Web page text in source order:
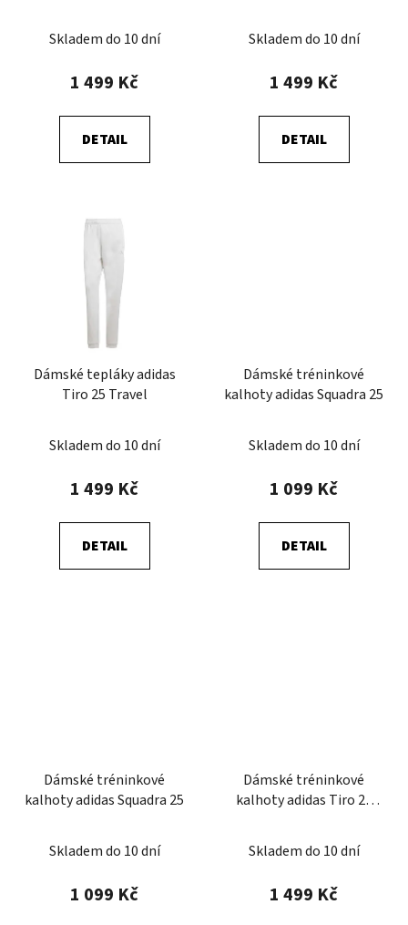
Skladem do 10 dní
1 499 Kč
DETAIL
Skladem do 10 dní
1 499 Kč
DETAIL
Dámské tepláky adidas
Tiro 25 Travel
Skladem do 10 dní
1 499 Kč
DETAIL
Dámské tréninkové
kalhoty adidas Squadra 25
Skladem do 10 dní
1 099 Kč
DETAIL
Dámské tréninkové
kalhoty adidas Squadra 25
Skladem do 10 dní
1 099 Kč
Dámské tréninkové
kalhoty adidas Tiro 25
Skladem do 10 dní
1 499 Kč